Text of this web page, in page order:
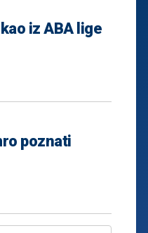
iz ABA lige
poznati